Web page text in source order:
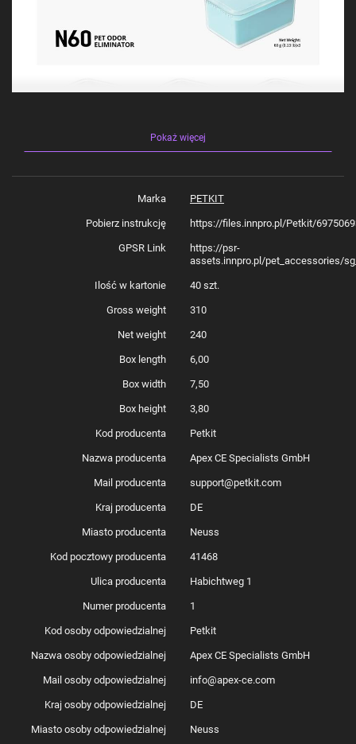
Zadbaj o czystość i świeży zapach
w kociej kuwetce
Wyobraź sobie moment, w którym wchodzisz do pomieszczenia, w którym
zapachów Petkit PUROBOT ULTRA N60 codzienne obowiązki stają się
łatwiejsze, a Twój dom utrzymuje świeży, przyjemny zapach. Innowacyjna
formuła zapobiega nieprzyjemnym zapachom, skutecznie absorbując
wilgoć i minimalizując brzydkie zapachy. 3 sztuki w zestawie to gwarancja
długotrwałego komfortu dla Ciebie i Twojego kota.
Pokaż więcej
Marka PETKIT
Pobierz instrukcję https://files.innpro.pl/Petkit/
GPSR Link
https://psr-
assets.innpro.pl/pet_accessories/
Ilość w kartonie 40 szt.
Gross weight 310
Net weight 240
Box length 6,00
Box width 7,50
Box height 3,80
Kod producenta Petkit
Nazwa producenta Apex CE Specialists GmbH
Mail producenta support@petkit.com
Kraj producenta DE
Miasto producenta Neuss
Kod pocztowy producenta 41468
Ulica producenta Habichtweg 1
Numer producenta 1
Kod osoby odpowiedzialnej Petkit
Nazwa osoby odpowiedzialnej Apex CE Specialists GmbH
Mail osoby odpowiedzialnej info@apex-ce.com
Kraj osoby odpowiedzialnej DE
Miasto osoby odpowiedzialnej Neuss